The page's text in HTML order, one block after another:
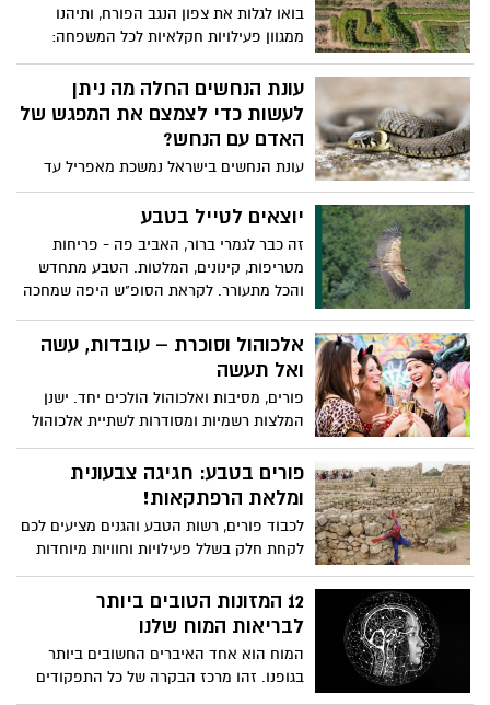
בואו לגלות את צפון הנגב הפורח, ותיהנו
ממגוון פעילויות חקלאיות לכל המשפחה:
עונת הנחשים החלה מה ניתן
לעשות כדי לצמצם את המפגש של
האדם עם הנחש?
עונת הנחשים בישראל נמשכת מאפריל עד
אוקטובר, כאשר החודשים החמים ביותר
(יוני-יולי) הם השיא של הפעילות
יוצאים לטייל בטבע
זה כבר לגמרי ברור, האביב פה - פריחות
מטריפות, קינונים, המלטות. הטבע מתחדש
והכל מתעורר. לקראת הסופ"ש היפה שמחכה
וסיורים מודרכים
אלכוהול וסוכרת – עובדות, עשה
ואל תעשה
פורים, מסיבות ואלכוהול הולכים יחד. ישנן
המלצות רשמיות ומסודרות לשתיית אלכוהול
אשר לפיהן לאישה מומלץ לשתות עד 1 מנת
אלכוהול ליום ולגברים עד 2 מנות ליום. מנת
מ"ל וודקה / ויסקי / ברנדי / ג'ין / רום. כמויות
גדולות של אלכוהול אינן מומלצות כיוון
שעלולות לפגוע בבריאות באופנים שונים.
פורים בטבע: חגיגה צבעונית
ומלאת הרפתקאות!
לכבוד פורים, רשות הטבע והגנים מציעים לכם
לקחת חלק בשלל פעילויות וחוויות מיוחדות
ובשמורות הטבע ברחבי הארץ
12 המזונות הטובים ביותר
לבריאות המוח שלנו
המוח הוא אחד האיברים החשובים ביותר
בגופנו. זהו מרכז הבקרה של כל התפקודים
והמערכות של גופנו. הוא משמש כמרכז פיקוד